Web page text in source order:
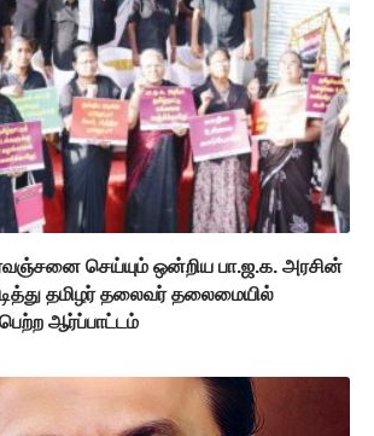
செய்யும் ஒன்றிய பா.ஜ.க. அரசின்
தமிழர் தலைவர் தலைமையில்
ஆர்ப்பாட்டம்